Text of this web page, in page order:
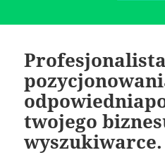
twojego
wyszukiwarce.